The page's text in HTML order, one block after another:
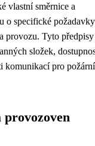
vlastní směrnice a
o specifické požadavky
provozu. Tyto předpisy
složek,
komunikací pro požární